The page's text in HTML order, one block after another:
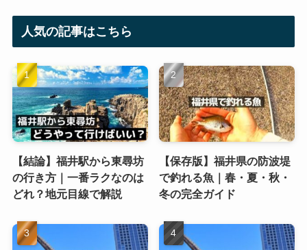
人気の記事はこちら
【結論】福井駅から東尋坊
の行き方｜一番ラクなのは
どれ？地元目線で解説
【保存版】福井県の防波堤
で釣れる魚｜春・夏・秋・
冬の完全ガイド